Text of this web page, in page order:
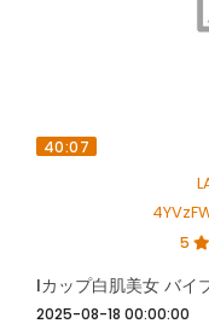
40:07
5
2025-08-18 00:00:00
Iカップ白肌美女 バイ